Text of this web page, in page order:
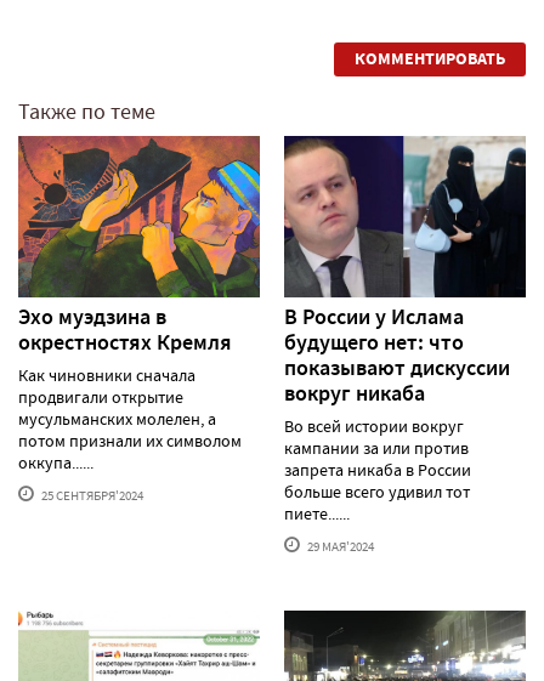
КОММЕНТИРОВАТЬ
Также по теме
Эхо муэдзина в
окрестностях Кремля
Как чиновники сначала
продвигали открытие
мусульманских молелен, а
потом признали их символом
оккупа......
25 СЕНТЯБРЯ'2024
В России у Ислама
будущего нет: что
показывают дискуссии
вокруг никаба
Во всей истории вокруг
кампании за или против
запрета никаба в России
больше всего удивил тот
пиете......
29 МАЯ'2024